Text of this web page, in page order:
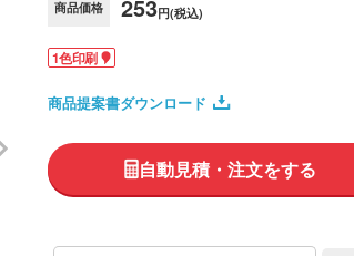
商品価格 253円(税込)
1色印刷
商品提案書ダウンロード
自動見積・注文をする